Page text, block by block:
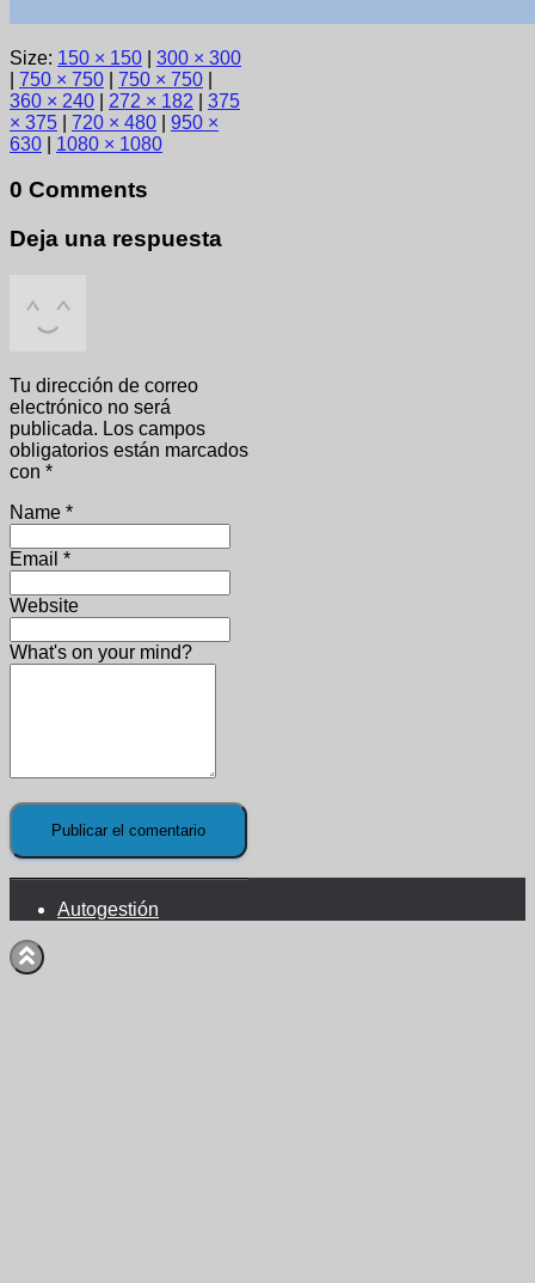
Size: 150 × 150
300 × 300
750 × 750 750 × 750
360 × 240
272 × 182
375
× 375
720 × 480
950 ×
630
1080 × 1080
0 Comments
Deja una respuesta
Tu dirección de correo
electrónico no será
publicada. Los campos
obligatorios están marcados
con *
Name *
Email *
Website
What's on your mind?
Autogestión